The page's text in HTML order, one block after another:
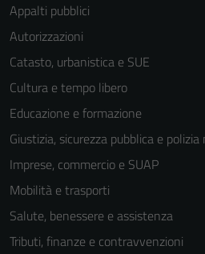
Appalti pubblici
Autorizzazioni
Catasto, urbanistica e SUE
Cultura e tempo libero
Educazione e formazione
Giustizia, sicurezza pubblica e
Imprese, commercio e SUAP
Mobilità e trasporti
Salute, benessere e assistenza
Tributi, finanze e contravvenzioni